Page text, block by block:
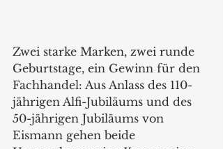
Zwei starke Marken, zwei runde
Geburtstage, ein Gewinn für den
Fachhandel: Aus Anlass des 110-
jährigen Alfi-Jubiläums und des
50-jährigen Jubiläums von
Eismann gehen beide